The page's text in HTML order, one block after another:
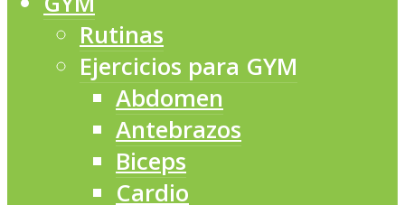
Rutinas
Ejercicios para GYM
Abdomen
Antebrazos
Biceps
Cardio